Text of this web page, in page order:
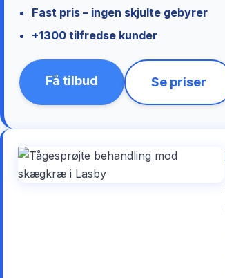
Fast pris – ingen skjulte gebyrer
+1300 tilfredse kunder
Få tilbud Se priser